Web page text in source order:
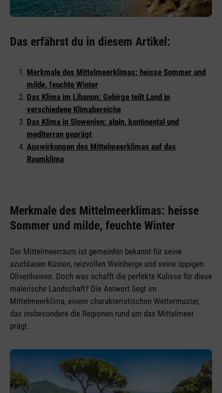
Das erfährst du in diesem Artikel:
Merkmale des Mittelmeerklimas: heisse Sommer und
milde, feuchte Winter
Das Klima im Libanon: Gebirge teilt Land in
verschiedene Klimabereiche
Das Klima in Slowenien: alpin, kontinental und
mediterran geprägt
Auswirkungen des Mittelmeerklimas auf das
Raumklima
Merkmale des Mittelmeerklimas: heisse
Sommer und milde, feuchte Winter
Der Mittelmeerraum ist gemeinhin bekannt für seine
azurblauen Küsten, reizvollen Weinberge und seine üppigen
Olivenhainen. Doch was schafft die perfekte Kulisse für diese
malerische Landschaft? Die Antwort liegt im
Mittelmeerklima, einem charakteristischen Wettermuster,
das insbesondere die Regionen rund um das Mittelmeer
prägt.